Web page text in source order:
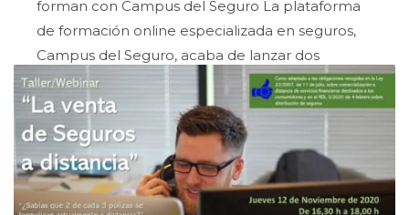
forman con Campus del Seguro La plataforma
de formación online especializada en seguros,
Campus del Seguro, acaba de lanzar dos
nuevos cursos online, “La Figura del Autónomo”
PUBLISHED IN
NOVEDADES CURSOS
TAGGED UNDER:
#AUTÓNOMOS,#AXA,#CAMPUSDELSEGURO,
#ELCAMPUSVERDE,#FORMACION